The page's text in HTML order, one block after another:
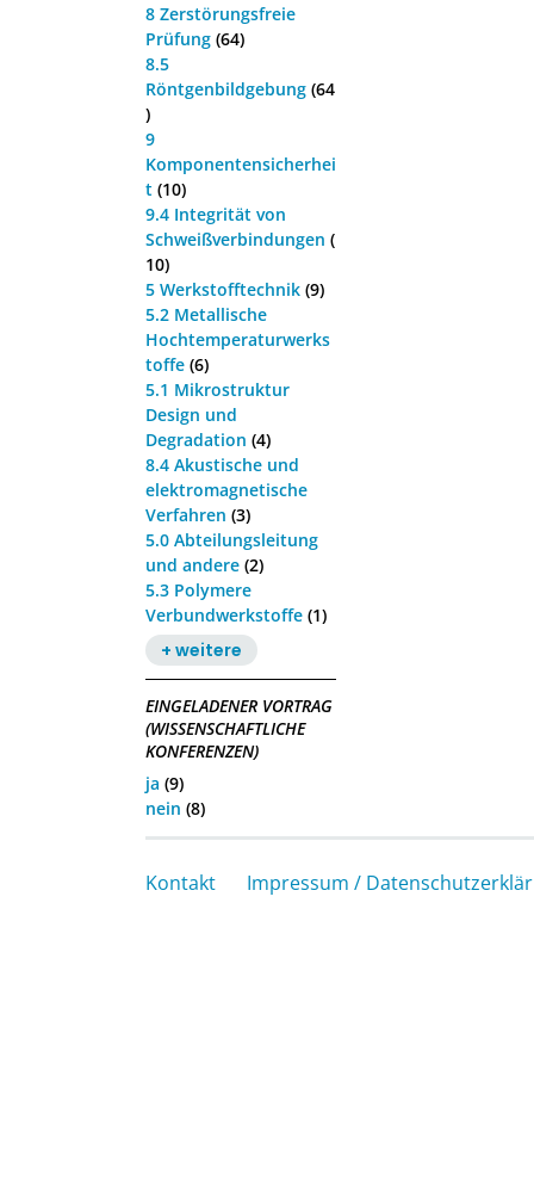
8 Zerstörungsfreie
Prüfung (64)
8.5
Röntgenbildgebung (64
)
9
Komponentensicherhei
t (10)
9.4 Integrität von
Schweißverbindungen (
10)
5 Werkstofftechnik (9)
5.2 Metallische
Hochtemperaturwerks
toffe (6)
5.1 Mikrostruktur
Design und
Degradation (4)
8.4 Akustische und
elektromagnetische
Verfahren (3)
5.0 Abteilungsleitung
und andere (2)
5.3 Polymere
Verbundwerkstoffe (1)
+ weitere
EINGELADENER VORTRAG
(WISSENSCHAFTLICHE
KONFERENZEN)
ja (9)
nein (8)
Kontakt Impressum /